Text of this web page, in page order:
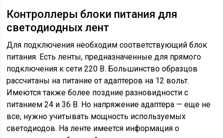
Контроллеры блоки питания для
светодиодных лент
Для подключения необходим соответствующий блок
питания. Есть ленты, предназначенные для прямого
подключения к сети 220 В. Большинство образцов
рассчитаны на питание от адаптеров на 12 вольт.
Имеются также более поздние разновидности с
питанием 24 и 36 В. Но напряжение адаптера — еще не
все, нужно учитывать мощность используемых
светодиодов. На ленте имеется информация о